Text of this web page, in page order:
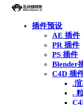
插件预设
AE 插件
PR 插件
PS 插件
Blender
C4D 插
.
.